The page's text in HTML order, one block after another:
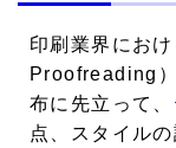
印刷業界におけ
Proofreading
布に先立って、
点、スタイルの